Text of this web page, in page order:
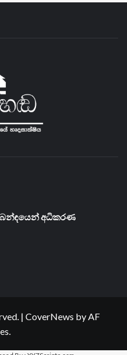
අධිකරණ
| CoverNews by AF